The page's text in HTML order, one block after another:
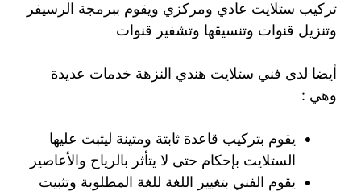
تركيب ستلايت عادي ومركزي ويقوم ببرمجة الرسيفر
وتنزيل قنوات وتنسيقها وتشفير قنوات
أيضا لدى فني ستلايت هندي النزهة خدمات عديدة
وهي :
يقوم بتركيب قاعدة ثابتة ومتينة ليثبت عليها
الستلايت بإحكام حتى لا يتأثر بالرياح والأعاصير
يقوم الفني بتغيير اللغة للغة المطلوبة وتثبيت